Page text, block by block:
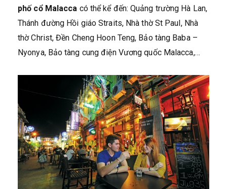
phố cổ Malacca có thể kể đến: Quảng trường Hà Lan,
Thánh đường Hồi giáo Straits, Nhà thờ St Paul, Nhà
thờ Christ, Đền Cheng Hoon Teng, Bảo tàng Baba –
Nyonya, Bảo tàng cung điện Vương quốc Malacca,…